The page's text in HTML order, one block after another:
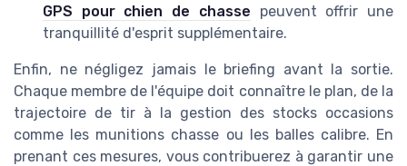
GPS pour chien de chasse peuvent offrir une
tranquillité d'esprit supplémentaire.
Enfin, ne négligez jamais le briefing avant la sortie.
Chaque membre de l'équipe doit connaître le plan, de la
trajectoire de tir à la gestion des stocks occasions
comme les munitions chasse ou les balles calibre. En
prenant ces mesures, vous contribuerez à garantir une